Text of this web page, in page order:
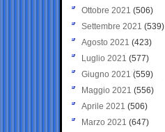
Ottobre 2021 (506)
Settembre 2021 (539)
Agosto 2021 (423)
Luglio 2021 (577)
Giugno 2021(559)
Maggio 2021 (556)
Aprile 2021 (506)
Marzo 2021 (647)